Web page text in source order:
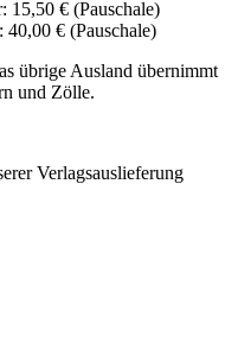
15,50 € (Pauschale)
€ (Pauschale)
übrige Ausland übernimmt
und Zölle.
Verlagsauslieferung